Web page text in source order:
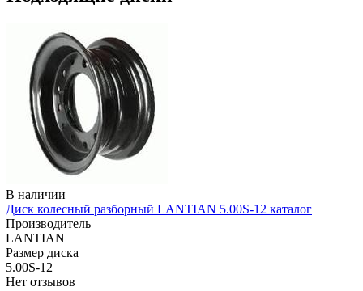
В наличии
Диск колесный разборный LANTIAN 5.00S-12 каталог
Производитель
LANTIAN
Размер диска
5.00S-12
Нет отзывов